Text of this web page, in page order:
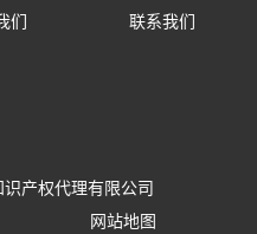
们 联系我们
产权代理有限公司
网站地图